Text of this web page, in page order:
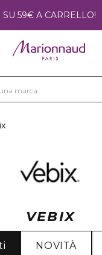
SU 59€ A CARRELLO!
VEBIX
NOVITÀ